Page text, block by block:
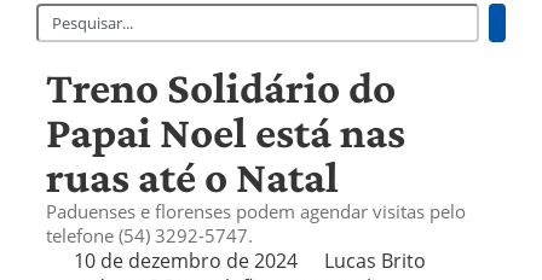
Treno Solidário do
Papai Noel está nas
ruas até o Natal
Paduenses e florenses podem agendar visitas pelo
telefone (54) 3292-5747.
10 de dezembro de 2024
Lucas Brito